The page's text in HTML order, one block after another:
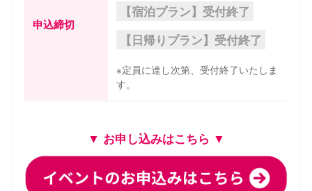
申込締切
【宿泊プラン】受付終了
【日帰りプラン】受付終了
※定員に達し次第、受付終了いたしま
す。
▼ お申し込みはこちら ▼